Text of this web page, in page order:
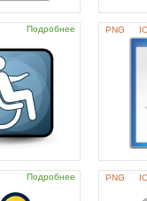
Подробнее PNG
Подробнее PNG